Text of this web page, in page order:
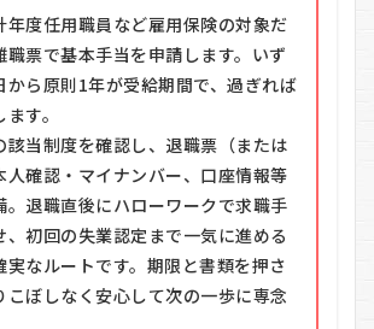
年度任用職員など雇用保険の対象だ
職票で基本手当を申請します。いず
から原則1年が受給期間で、過ぎれば
す。
該当制度を確認し、退職票（または
人確認・マイナンバー、口座情報等
。退職直後にハローワークで求職手
、初回の失業認定まで一気に進める
実なルートです。期限と書類を押さ
こぼしなく安心して次の一歩に専念